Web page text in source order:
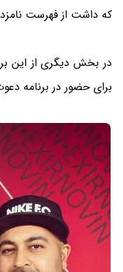
که داشت از فهرست
در بخش دیگری از این
برای حضور در برنامه